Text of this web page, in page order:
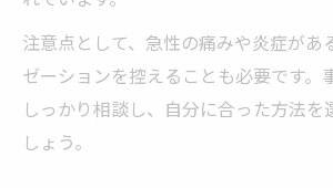
注意点として、急性の痛みや炎症があ
ゼーションを控えることも必要です。
しっかり相談し、自分に合った方法を
しょう。